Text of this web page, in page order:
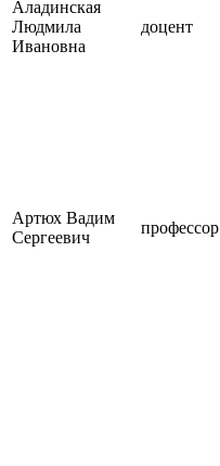
Аладинская
Людмила
Ивановна
доцент
Артюх Вадим
Сергеевич
профессор